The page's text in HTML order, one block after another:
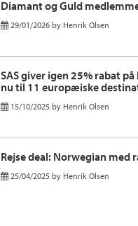
Diamant og Guld
29/01/2026 by Henrik Olsen
SAS giver igen 25% rabat
nu til 11 europæiske
15/10/2025 by Henrik Olsen
Rejse deal: Norwegian med
25/04/2025 by Henrik Olsen